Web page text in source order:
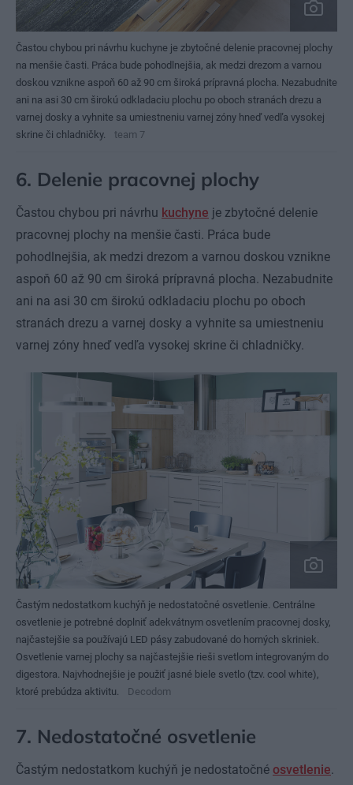
Častou chybou pri návrhu kuchyne je zbytočné delenie pracovnej plochy
na menšie časti. Práca bude pohodlnejšia, ak medzi drezom a varnou
doskou vznikne aspoň 60 až 90 cm široká prípravná plocha. Nezabudnite
ani na asi 30 cm širokú odkladaciu plochu po oboch stranách drezu a
varnej dosky a vyhnite sa umiestneniu varnej zóny hneď vedľa vysokej
skrine či chladničky.
team 7
6. Delenie pracovnej plochy
Častou chybou pri návrhu kuchyne je zbytočné delenie
pracovnej plochy na menšie časti. Práca bude
pohodlnejšia, ak medzi drezom a varnou doskou vznikne
aspoň 60 až 90 cm široká prípravná plocha. Nezabudnite
ani na asi 30 cm širokú odkladaciu plochu po oboch
stranách drezu a varnej dosky a vyhnite sa umiestneniu
varnej zóny hneď vedľa vysokej skrine či chladničky.
Častým nedostatkom kuchýň je nedostatočné osvetlenie. Centrálne
osvetlenie je potrebné doplniť adekvátnym osvetlením pracovnej dosky,
najčastejšie sa používajú LED pásy zabudované do horných skriniek.
Osvetlenie varnej plochy sa najčastejšie rieši svetlom integrovaným do
digestora. Najvhodnejšie je použiť jasné biele svetlo (tzv. cool white),
ktoré prebúdza aktivitu.
Decodom
7. Nedostatočné osvetlenie
Častým nedostatkom kuchýň je nedostatočné osvetlenie.